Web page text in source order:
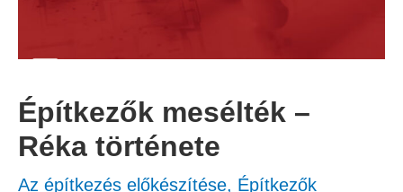
Építkezők mesélték –
Réka története
Az építkezés előkészítése, Építkezők